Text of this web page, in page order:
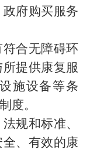
府购买服务
合无障碍环
提供康复服
施设备等条
度。
规和标准、
、有效的康